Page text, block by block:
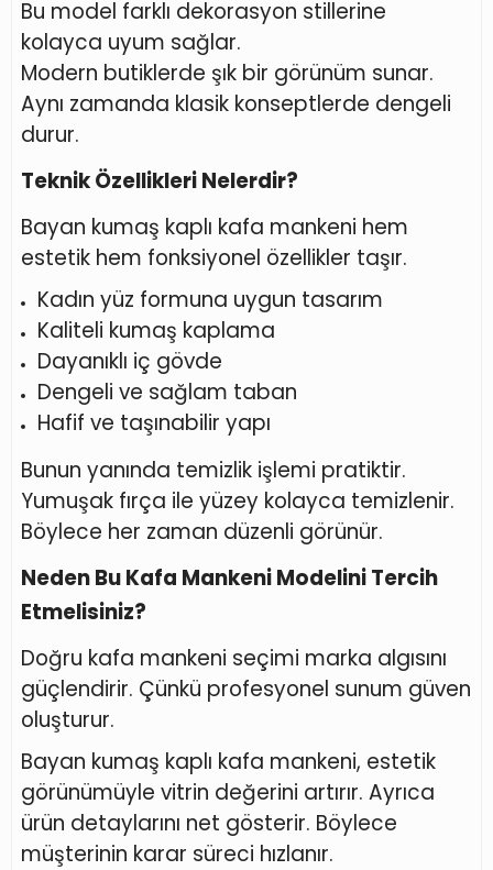
Bu model farklı dekorasyon stillerine
kolayca uyum sağlar.
Modern butiklerde şık bir görünüm sunar.
Aynı zamanda klasik konseptlerde dengeli
durur.
Teknik Özellikleri Nelerdir?
Bayan kumaş kaplı kafa mankeni hem
estetik hem fonksiyonel özellikler taşır.
Kadın yüz formuna uygun tasarım
Kaliteli kumaş kaplama
Dayanıklı iç gövde
Dengeli ve sağlam taban
Hafif ve taşınabilir yapı
Bunun yanında temizlik işlemi pratiktir.
Yumuşak fırça ile yüzey kolayca temizlenir.
Böylece her zaman düzenli görünür.
Neden Bu Kafa Mankeni Modelini Tercih
Etmelisiniz?
Doğru kafa mankeni seçimi marka algısını
güçlendirir. Çünkü profesyonel sunum güven
oluşturur.
Bayan kumaş kaplı kafa mankeni, estetik
görünümüyle vitrin değerini artırır. Ayrıca
ürün detaylarını net gösterir. Böylece
müşterinin karar süreci hızlanır.